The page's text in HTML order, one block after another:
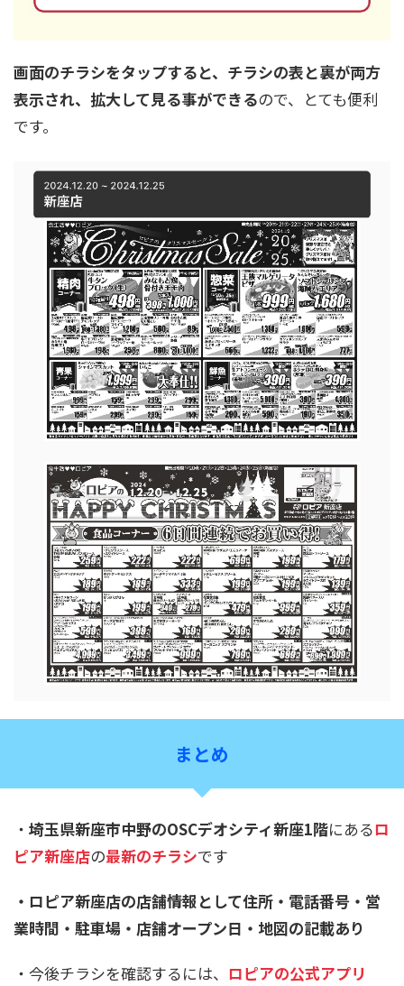
画面のチラシをタップすると、チラシの表と裏が両方
表示され、拡大して見る事ができるので、とても便利
です。
まとめ
・ 埼玉県新座市中野のOSCデオシティ新座1階にあるロ
ピア新座店の最新のチラシです
・ロピア新座店の店舗情報として住所・電話番号・営
業時間・駐車場・店舗オープン日・地図の記載あり
・今後チラシを確認するには、 ロピアの公式アプリ